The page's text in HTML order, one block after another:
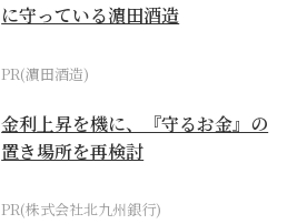
に守っている濵田酒造
PR(濵田酒造)
金利上昇を機に、『守るお金』の
置き場所を再検討
PR(株式会社北九州銀行)